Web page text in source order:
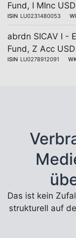
Fund, I MInc
ISIN LU0231480053
abrdn SICAV I -
Fund, Z Acc
ISIN LU0278912091
Das ist kein
strukturell auf